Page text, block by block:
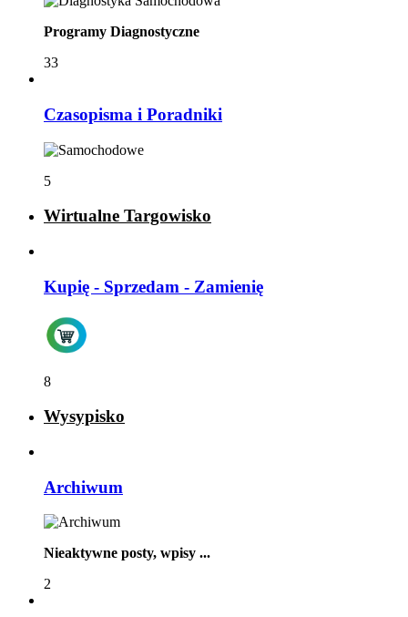
Programy Diagnostyczne
33
Czasopisma i Poradniki
5
Wirtualne Targowisko
Kupię - Sprzedam - Zamienię
8
Wysypisko
Archiwum
Nieaktywne posty, wpisy ...
2